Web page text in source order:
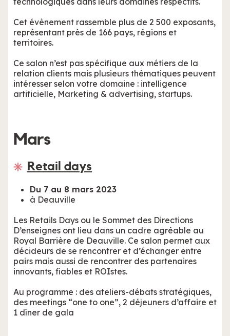
Cet évènement rassemble plus de 2 500 exposants,
représentant près de 166 pays, régions et
territoires.
Ce salon n’est pas spécifique aux métiers de la
relation clients mais plusieurs thématiques peuvent
intéresser selon votre domaine : intelligence
artificielle, Marketing & advertising, startups.
Mars
Retail days
Du 7 au 8 mars 2023
à Deauville
Les Retails Days ou le Sommet des Directions
D’enseignes ont lieu dans un cadre agréable au
Royal Barrière de Deauville. Ce salon permet aux
décideurs de se rencontrer et d’échanger entre
pairs mais aussi de rencontrer des partenaires
innovants, fiables et ROIstes.
Au programme : des ateliers-débats stratégiques,
des meetings “one to one”, 2 déjeuners d’affaire et
1 dîner de gala